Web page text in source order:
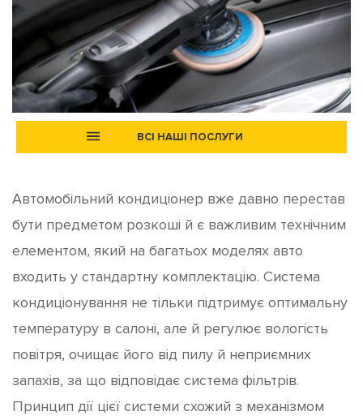
ВСІ НАШІ ПОСЛУГИ
Автомобільний кондиціонер вже давно перестав
бути предметом розкоші й є важливим технічним
елементом, який на багатьох моделях авто
входить у стандартну комплектацію. Система
кондиціонування не тільки підтримує оптимальну
температуру в салоні, але й регулює вологість
повітря, очищає його від пилу й неприємних
запахів, за що відповідає система фільтрів.
Принцип дії цієї системи схожий з механізмом